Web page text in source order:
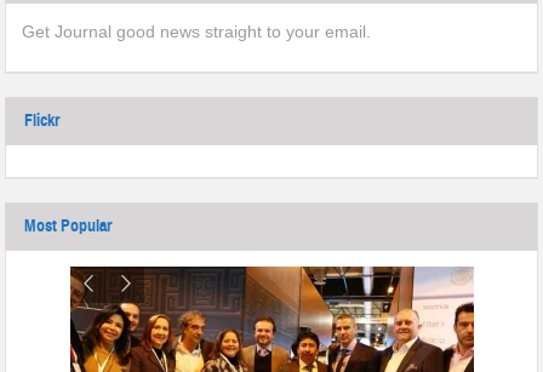
Get Journal good news straight to your email.
Flickr
Most Popular